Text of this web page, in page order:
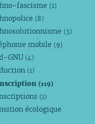
fascisme (1)
(8)
(3)
mobile (9)
GNU (4)
(1)
(119)
(1)
écologique